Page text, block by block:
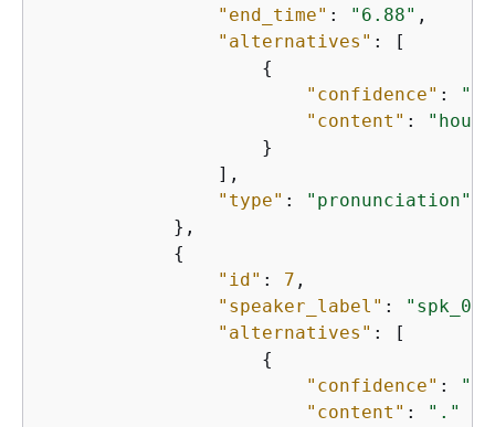
"end_time" : "6.88" ,
"alternatives" : [
{
"confidence" :
"content" :
"hour"
                    }
                ],
"type" :
"pronunciation"
            },
{
"id" : 7 ,
"speaker_label" : "spk_0"
"alternatives" : [
{
"confidence" :
"content" :
"."